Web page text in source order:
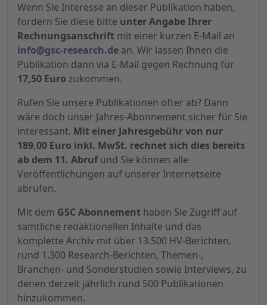
Wenn Sie Interesse an dieser Publikation haben,
fordern Sie diese bitte unter Angabe Ihrer
Rechnungsanschrift mit einer kurzen E-Mail an
info@gsc-research.de an. Wir lassen Ihnen die
Publikation dann via E-Mail gegen Rechnung für
17,50 Euro zukommen.
Rufen Sie unsere Publikationen öfter ab? Dann
wäre doch unser Jahres-Abonnement sicher für Sie
interessant. Mit einer Jahresgebühr von nur
189,00 Euro inkl. MwSt. rechnet sich dies bereits
ab dem 11. Abrufund Sie können alle
Veröffentlichungen auf unserer Internetseite
abrufen.
Mit dem GSC Abonnement haben Sie Zugriff auf
sämtliche redaktionellen Inhalte und das
komplette Archiv mit über 13.500 HV-Berichten,
rund 1.300 Research-Berichten, Themen-,
Branchen- und Sonderstudien sowie Interviews, zu
denen derzeit jährlich rund 500 Publikationen
hinzukommen.